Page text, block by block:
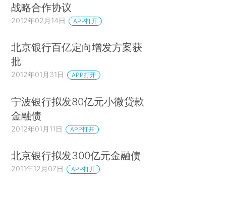
战略合作协议
2012年02月14日 APP打开
北京银行百亿定向增发方案获
批
2012年01月31日 APP打开
宁波银行拟发80亿元小微贷款
金融债
2012年01月11日 APP打开
北京银行拟发300亿元金融债
2011年12月07日 APP打开